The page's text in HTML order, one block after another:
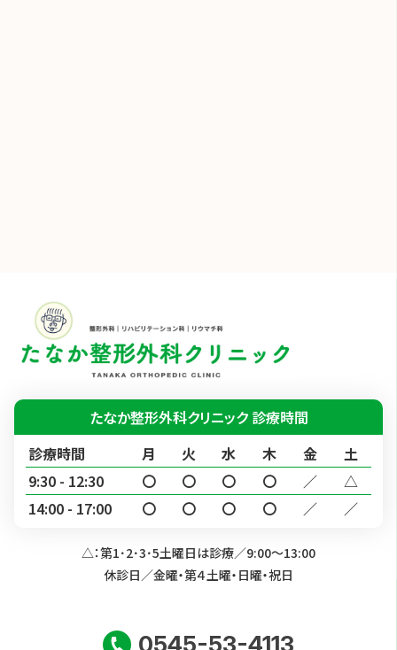
たなか整形外科クリニック 診療時間
診療時間
月 火 水 木 金
土
9:30 - 12:30
〇 〇 〇 〇 ／
△
14:00 - 17:00
〇 〇 〇 〇 ／ ／
△：第1･2･3･5土曜日は診療／9:00～13:00
休診日／金曜・第４土曜・日曜・祝日